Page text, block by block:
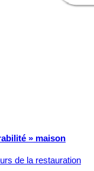
» maison
de la restauration